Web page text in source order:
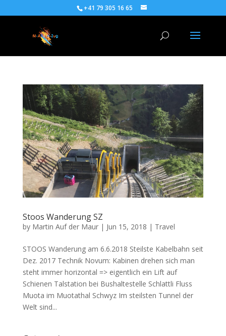
+41 79 305 16 65
Stoos Wanderung SZ
by Martin Auf der Maur| Jun 15, 2018 | Travel
STOOS Wanderung am 6.6.2018 Steilste Kabelbahn seit
Dez. 2017 Technik Novum: Kabinen drehen sich man
steht immer horizontal => eigentlich ein Lift auf
Schienen Talstation bei Bushaltestelle Schlattli Fluss
Muota im Muotathal Schwyz Im steilsten Tunnel der
Welt sind...